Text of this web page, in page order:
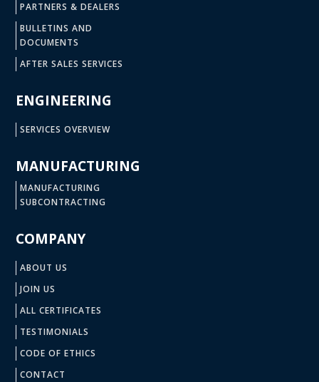
PARTNERS & DEALERS
BULLETINS AND
DOCUMENTS
AFTER SALES SERVICES
ENGINEERING
SERVICES OVERVIEW
MANUFACTURING
MANUFACTURING
SUBCONTRACTING
COMPANY
ABOUT US
JOIN US
ALL CERTIFICATES
TESTIMONIALS
CODE OF ETHICS
CONTACT